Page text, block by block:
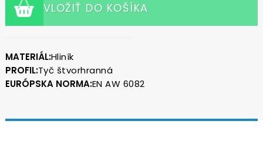
VLOŽIŤ DO KOŠÍKA
MATERIÁL:Hliník
PROFIL:Tyč štvorhranná
EURÓPSKA NORMA:EN AW 6082